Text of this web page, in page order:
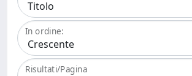
In ordine:
Risultati/Pagina